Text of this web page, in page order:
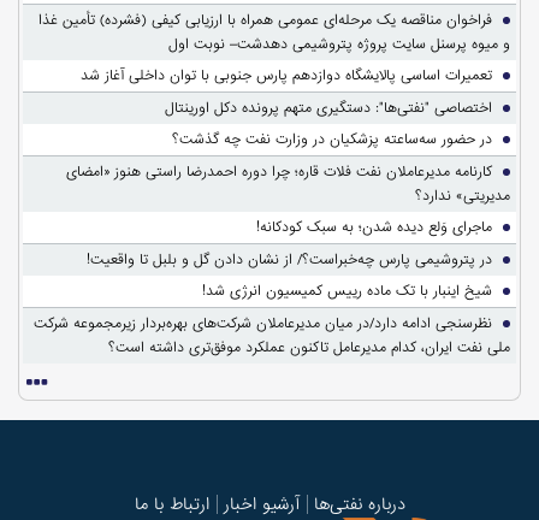
فراخوان مناقصه یک مرحله‌ای عمومی همراه با ارزیابی کیفی (فشرده) تأمین غذا
و میوه پرسنل سایت پروژه پتروشیمی دهدشت– نوبت اول
تعمیرات اساسی پالایشگاه دوازدهم پارس جنوبی با توان داخلی آغاز شد
اختصاصی "نفتی‌ها": دستگیری متهم پرونده دکل اورینتال
در حضور سه‌ساعته پزشکیان در وزارت نفت چه گذشت؟
کارنامه مدیرعاملان نفت فلات قاره؛ چرا دوره احمدرضا راستی هنوز «امضای
مدیریتی» ندارد؟
ماجرای وَلع دیده شدن؛ به سبک کودکانه!
در پتروشیمی پارس چه‌خبراست؟/ از نشان دادن گل و بلبل تا واقعیت!
شیخ اینبار با تک ماده رییس کمیسیون انرژی شد!
نظرسنجی ادامه دارد/در میان مدیرعاملان شرکت‌های بهره‌بردار زیرمجموعه شرکت
ملی نفت ایران، کدام مدیرعامل تاکنون عملکرد موفق‌تری داشته است؟
درباره نفتی‌ها آرشیو اخبار ارتباط با ما